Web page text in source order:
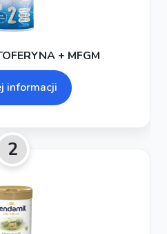
+ MFGM
informacji
2